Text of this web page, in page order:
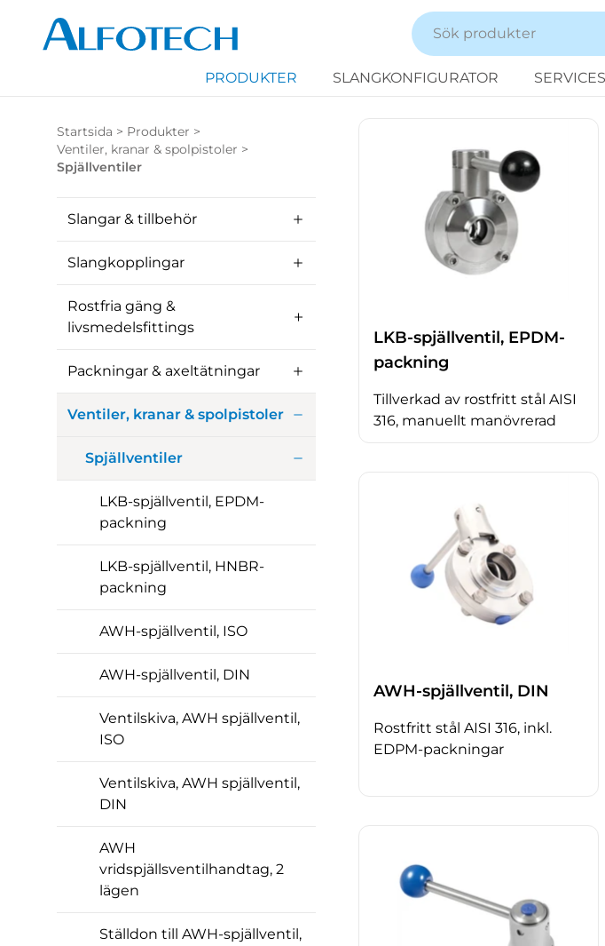
PRODUKTER SLANGKONFIGURATOR SERVICES
Startsida > Produkter >
Ventiler, kranar & spolpistoler >
Spjällventiler
Slangar & tillbehör
Slangkopplingar
Rostfria gäng &
livsmedelsfittings
Packningar & axeltätningar
Ventiler, kranar & spolpistoler
Spjällventiler
LKB-spjällventil, EPDM-
packning
LKB-spjällventil, HNBR-
packning
AWH-spjällventil, ISO
AWH-spjällventil, DIN
Ventilskiva, AWH spjällventil,
ISO
Ventilskiva, AWH spjällventil,
DIN
AWH
vridspjällsventilhandtag, 2
lägen
Ställdon till AWH-spjällventil,
LKB-spjällventil, EPDM-
packning
Tillverkad av rostfritt stål AISI
316, manuellt manövrerad
AWH-spjällventil, DIN
Rostfritt stål AISI 316, inkl.
EDPM-packningar